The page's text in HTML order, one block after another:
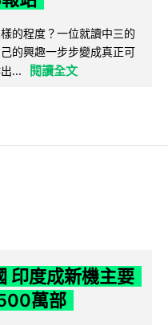
的程度？一位就讀中三的
的興趣一步步變成真正可
...
閱讀全文
印度成新機主要
萬部